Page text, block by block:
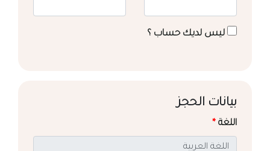
ليس لديك حساب ؟
بيانات الحجز
اللغة *